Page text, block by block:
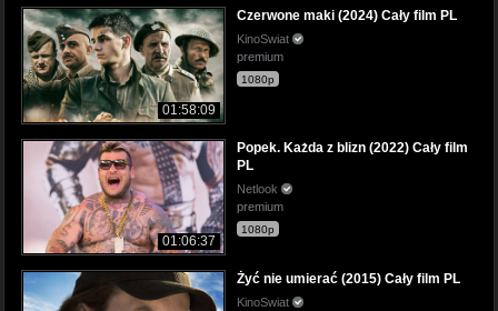
01:58:09
Czerwone maki (2024) Cały film PL
KinoSwiat
premium
1080p
01:06:37
Popek. Każda z blizn (2022) Cały film
PL
Netlook
premium
1080p
Żyć nie umierać (2015) Cały film PL
KinoSwiat